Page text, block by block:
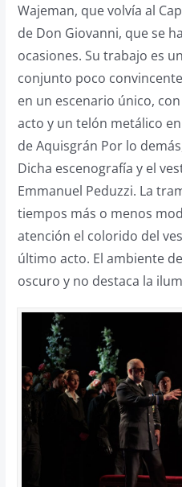
Wajeman, que volvía al
de Don Giovanni, que se
ocasiones. Su trabajo es
conjunto poco
en un escenario único,
acto y un telón metálico
de Aquisgrán Por lo
Dicha escenografía y el
Emmanuel Peduzzi. La
tiempos más o menos
atención el colorido del
último acto. El ambiente
oscuro y no destaca la